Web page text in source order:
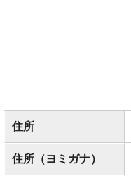
住所
住所（ヨミガナ）